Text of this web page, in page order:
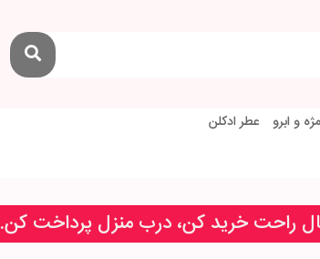
و ابرو عطر ادکلن
راحت خرید کن، درب منزل پرداخت کن.